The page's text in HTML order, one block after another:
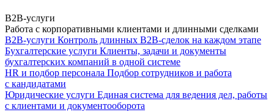
B2B-услуги
Работа с корпоративными клиентами и длинными сделками
B2B-услуги Контроль длинных B2B-сделок на каждом этапе
Бухгалтерские услуги Клиенты, задачи и документы
бухгалтерских компаний в одной системе
HR и подбор персонала Подбор сотрудников и работа
с кандидатами
Юридические услуги Единая система для ведения дел, работы
с клиентами и документооборота